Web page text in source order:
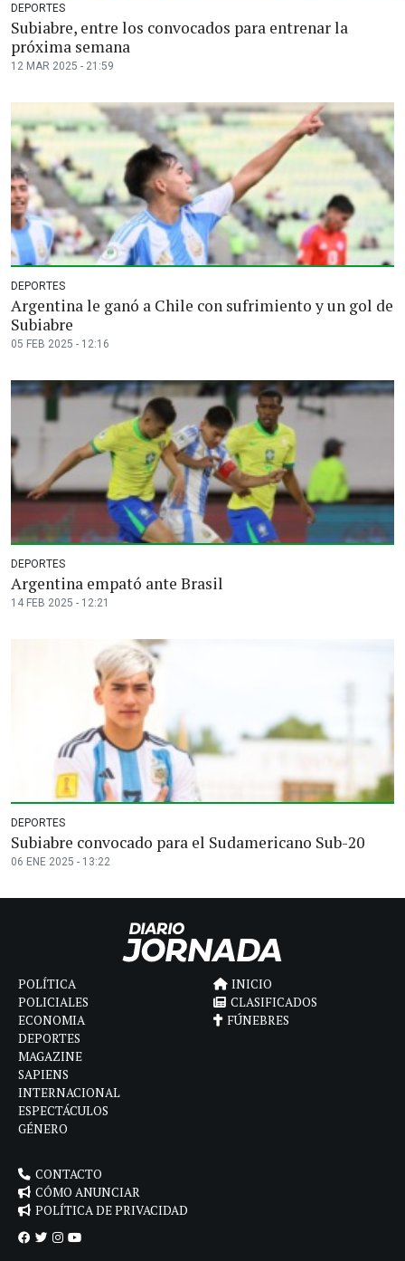
DEPORTES
Subiabre, entre los convocados para entrenar la
próxima semana
12 MAR 2025 - 21:59
DEPORTES
Argentina le ganó a Chile con sufrimiento y un gol de
Subiabre
05 FEB 2025 - 12:16
DEPORTES
Argentina empató ante Brasil
14 FEB 2025 - 12:21
DEPORTES
Subiabre convocado para el Sudamericano Sub-20
06 ENE 2025 - 13:22
POLÍTICA
POLICIALES
ECONOMIA
DEPORTES
MAGAZINE
SAPIENS
INTERNACIONAL
ESPECTÁCULOS
GÉNERO
INICIO
CLASIFICADOS
FÚNEBRES
CONTACTO
CÓMO ANUNCIAR
POLÍTICA DE PRIVACIDAD